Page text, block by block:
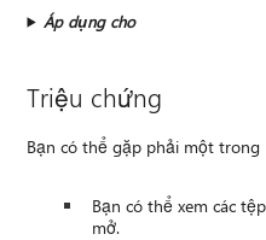
Áp dụng cho
Triệu chứng
Bạn có thể gặp phải một trong
Bạn có thể xem các
mở.